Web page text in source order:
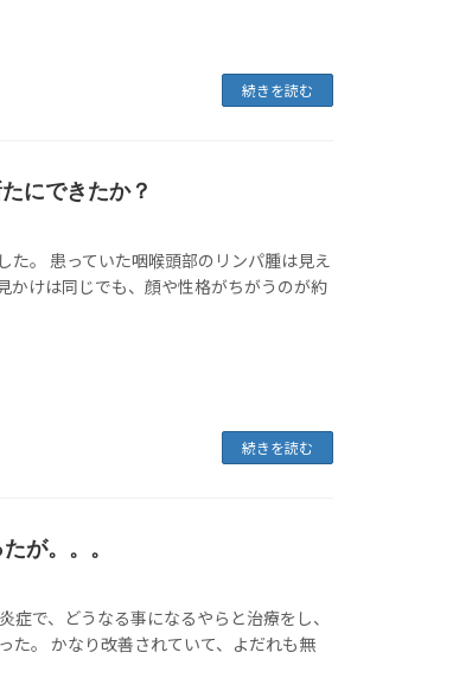
続きを読む
にできたか？
た。 患っていた咽喉頭部のリンパ腫は見え
かけは同じでも、顔や性格がちがうのが約
続きを読む
が。。。
で、どうなる事になるやらと治療をし、
た。 かなり改善されていて、よだれも無